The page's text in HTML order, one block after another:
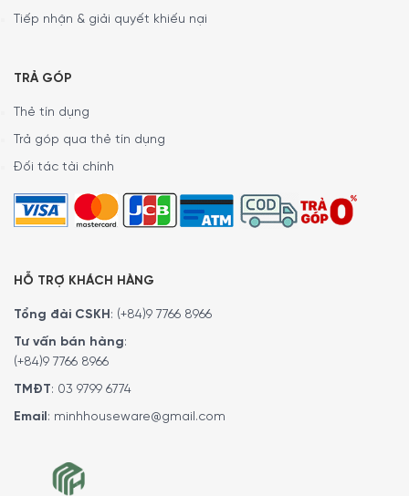
Máy Giặt Siemens iQ800 WM14VE94 giúp quần áo luôn sáng
Sử dụng nước hiệu quả ngay cả với tải
Tiếp nhận & giải quyết khiếu nại
TRẢ GÓP
Thẻ tín dụng
Trả góp qua thẻ tín dụng
Đối tác tài chính
HỖ TRỢ KHÁCH HÀNG
Tổng đài CSKH: (+84)9 7766 8966
Tư vấn bán hàng:
(+84)9 7766 8966
TMĐT: 03 9799 6774
Email: minhhouseware@gmail.com